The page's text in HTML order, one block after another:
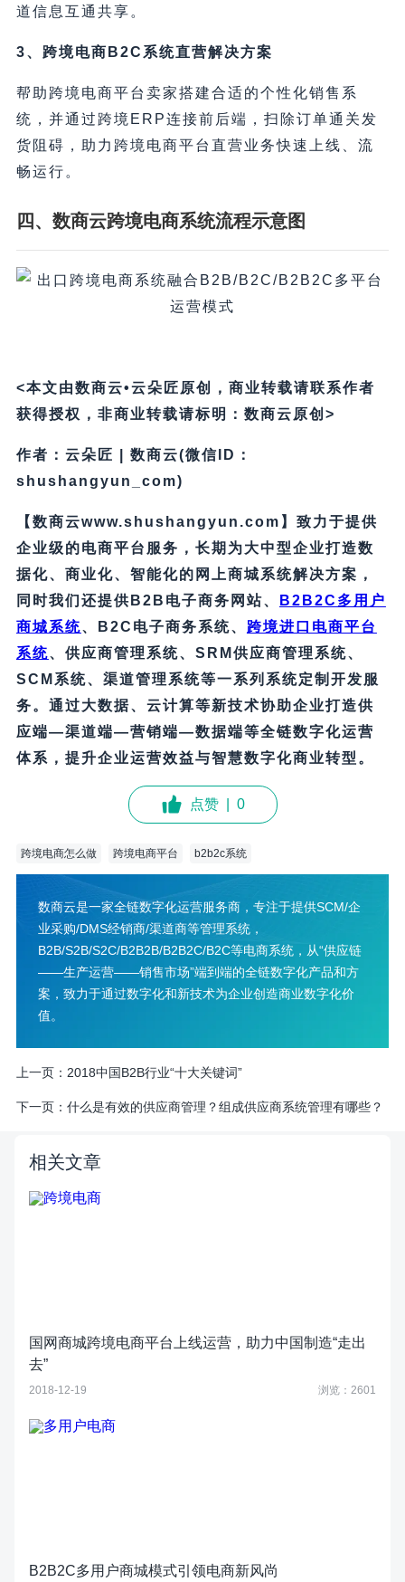
道信息互通共享。
3、跨境电商B2C系统直营解决方案
帮助跨境电商平台卖家搭建合适的个性化销售系
统，并通过跨境ERP连接前后端，扫除订单通关发
货阻碍，助力跨境电商平台直营业务快速上线、流
畅运行。
四、数商云跨境电商系统流程示意图
<本文由数商云•云朵匠原创，商业转载请联系作者
获得授权，非商业转载请标明：数商云原创>
作者：云朵匠 | 数商云(微信ID：
shushangyun_com)
【数商云www.shushangyun.com】致力于提供
企业级的电商平台服务，长期为大中型企业打造数
据化、商业化、智能化的网上商城系统解决方案，
同时我们还提供B2B电子商务网站、
B2B2C多用户
商城系统、B2C电子商务系统、 跨境进口电商平台
系统、供应商管理系统、 SRM 供应商管理系统、
SCM系统、 渠道管理系统等一系列系统定制开发服
务。 通过大数据、云计算等新技术协助企业打造供
应端—渠道端—营销端—数据端等全链数字化运营
体系，提升企业运营效益与智慧数字化商业转型。
点赞 0
跨境电商怎么做 跨境电商平台 b2b2c系统
数商云是一家全链数字化运营服务商，专注于提供SCM/企
业采购/DMS经销商/渠道商等管理系统，
B2B/S2B/S2C/B2B2B/B2B2C/B2C等电商系统，从“供应链
——生产运营——销售市场”端到端的全链数字化产品和方
案，致力于通过数字化和新技术为企业创造商业数字化价
值。
上一页： 2018中国B2B行业“十大关键词”
下一页： 什么是有效的供应商管理？组成供应商系统管理有哪些？
相关文章
国网商城跨境电商平台上线运营，助力中国制造“走出
去”
2018-12-19 浏览：2601
B2B2C多用户商城模式引领电商新风尚